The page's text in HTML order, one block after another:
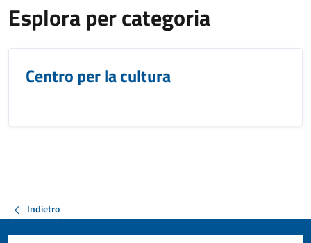
Esplora per categoria
Centro per la cultura
Indietro